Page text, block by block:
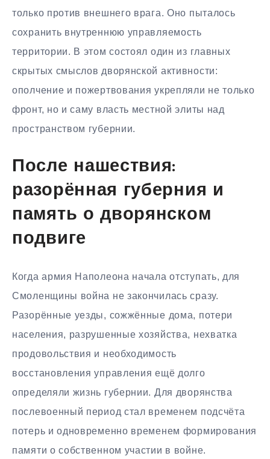
только против внешнего врага. Оно пыталось
сохранить внутреннюю управляемость
территории. В этом состоял один из главных
скрытых смыслов дворянской активности:
ополчение и пожертвования укрепляли не только
фронт, но и саму власть местной элиты над
пространством губернии.
После нашествия:
разорённая губерния и
память о дворянском
подвиге
Когда армия Наполеона начала отступать, для
Смоленщины война не закончилась сразу.
Разорённые уезды, сожжённые дома, потери
населения, разрушенные хозяйства, нехватка
продовольствия и необходимость
восстановления управления ещё долго
определяли жизнь губернии. Для дворянства
послевоенный период стал временем подсчёта
потерь и одновременно временем формирования
памяти о собственном участии в войне.